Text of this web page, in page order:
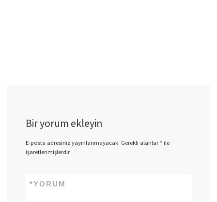
Bir yorum ekleyin
E-posta adresiniz yayınlanmayacak. Gerekli alanlar*ile
işaretlenmişlerdir
YORUM
*